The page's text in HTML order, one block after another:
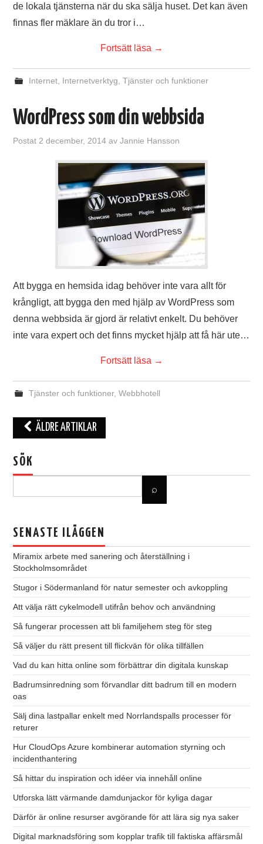
de lokala tjänsterna när du ska sälja huset. Det kan även
finnas fler mäklare än du tror i…
Fortsätt läsa →
Internet, Internetverktyg Tjänster och funktioner
WordPress som din webbsida
Postat 2 december, 2014 avJannie Hansson
Att bygga en hemsida idag behöver inte vara allt för
krångligt, att bygga den med hjälp av WordPress som
denna webbsida är gjord är relativt enkelt. Du behöver
inte vara expert och det finns mycket hjälp att få här ute…
Fortsätt läsa →
Tjänster och funktioner, Webbhotell
ÄLDRE ARTIKLAR
SÖK
SENASTE ILÄGGEN
Miramix arbete med sanering och återställning i
Stockholmsområdet
Stugor i Södermanland för natur semester och avkoppling
Att välja rätt cykelmodell utifrån behov och användning
Så fungerar processen att bli familjehem steg för steg
Så väljer du rätt present till flickvän för olika tillfällen
Vad du kan hitta online som förbättrar din digitala kunskap
Badrumsinredning som förvandlar ditt badrum till en modern
oas
Sälj dina lastpallar enkelt med Norrlandspalls processer för
returer
Hur CloudOps Azure kombinerar automation styrning och
incidenthantering
Så hittar du inspiration och idéer via innehåll online
Utforska lätt värmande damdunjackor för kyliga dagar
Därför är online resurser avgörande för att lära sig nya saker
Digital marknadsföring som kopplar trafik till faktiska affärsmål